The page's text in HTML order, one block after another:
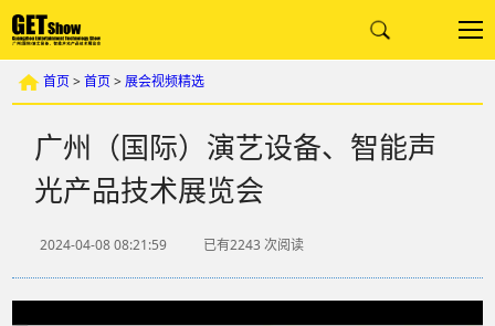
首页>首页>展会视频精选
广州（国际）演艺设备、智能声
光产品技术展览会
2024-04-08 08:21:59 已有2243 次阅读